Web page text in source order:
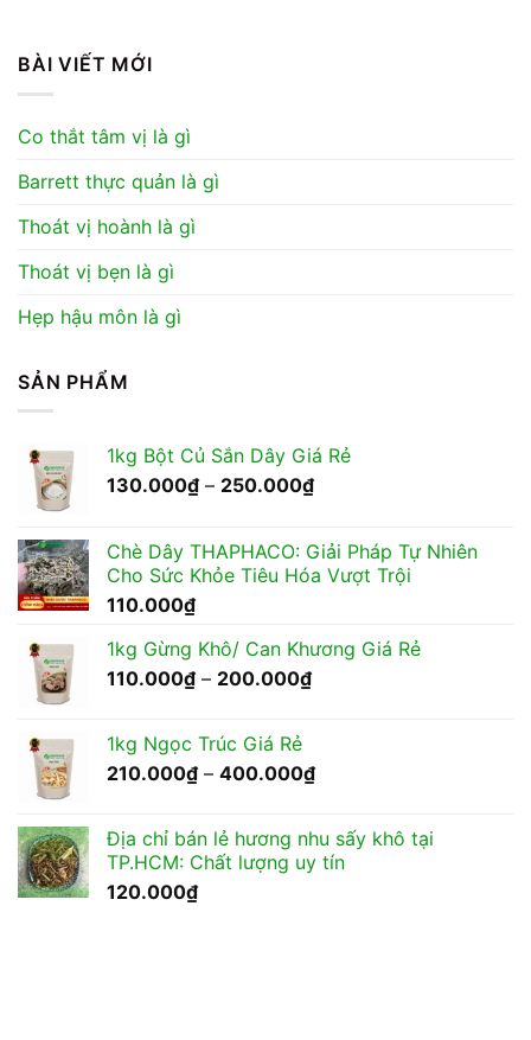
BÀI VIẾT MỚI
Co thắt tâm vị là gì
Barrett thực quản là gì
Thoát vị hoành là gì
Thoát vị bẹn là gì
Hẹp hậu môn là gì
SẢN PHẨM
1kg Bột Củ Sắn Dây Giá Rẻ
130.000₫ – 250.000₫Khoảng
130.000₫
đến
Chè Dây THAPHACO: Giải Pháp Tự Nhiên
Cho Sức Khỏe Tiêu Hóa Vượt Trội
110.000₫
1kg Gừng Khô/ Can Khương Giá Rẻ
110.000₫ – 200.000₫Khoảng
đến
1kg Ngọc Trúc Giá Rẻ
210.000₫ – 400.000₫Khoảng
210.000₫
đến
Địa chỉ bán lẻ hương nhu sấy khô tại
TP.HCM: Chất lượng uy tín
120.000₫